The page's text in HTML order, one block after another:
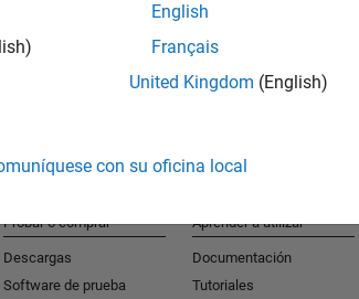
English
Français
United Kingdom (English)
con su oficina local
Probar o comprar
Descargas
Software de prueba
Aprender a utilizar
Documentación
Tutoriales